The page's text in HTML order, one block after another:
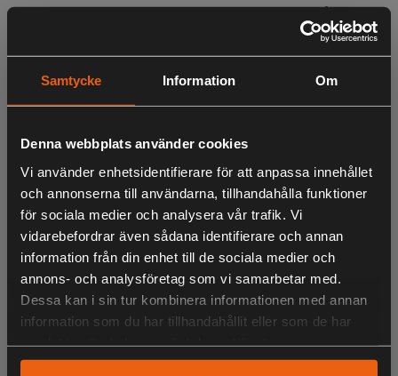
Samtycke Information Om
Denna webbplats använder cookies
Vi använder enhetsidentifierare för att anpassa innehållet
och annonserna till användarna, tillhandahålla funktioner
för sociala medier och analysera vår trafik. Vi
vidarebefordrar även sådana identifierare och annan
information från din enhet till de sociala medier och
annons- och analysföretag som vi samarbetar med.
Dessa kan i sin tur kombinera informationen med annan
information som du har tillhandahållit eller som de har
fulla flatslipning och det styva svenska rostfria stålet i
10C28Mo2 ger säkra, kontrollerade snitt utan att böja sig
under belastning.
Oavsett om du tar ur vilt i fält eller gör detaljerad urbening
och enkel skötsel den till en pålitlig del av ett jaktset. Om
underhålla och bekväm att använda hela dagen är detta ett
praktiskt val.
Specifikationer
Bladlängd: 155 mm
Total längd: 314 mm
Bladtjocklek: 2,4 mm
Vikt: 119 g
Stål: Svenskt rostfritt stål (10C28Mo2), ~56,5 HRC
LIKNANDE PRODUKTER
KÖPS OFTA TILLSAMMANS